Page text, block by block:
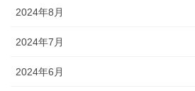
2024年8月
2024年7月
2024年6月